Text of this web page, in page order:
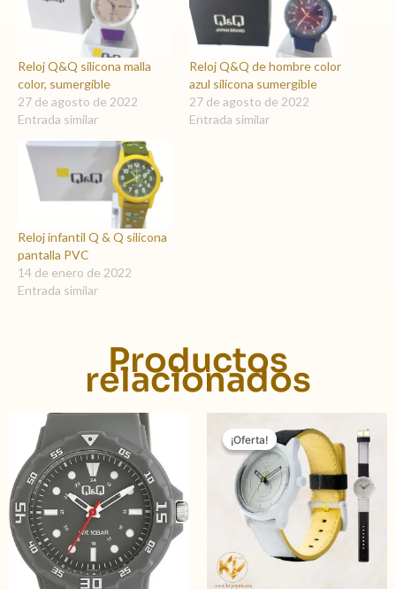
Reloj Q&Q silicona malla
color, sumergible
27 de agosto de 2022
Entrada similar
Reloj Q&Q de hombre color
azul silicona sumergible
27 de agosto de 2022
Entrada similar
Reloj infantil Q & Q silicona
pantalla PVC
14 de enero de 2022
Entrada similar
Productos
relacionados
¡Oferta!
¡Oferta!
precio
original
era:
$ 1.990,00.
precio
actual
es:
$